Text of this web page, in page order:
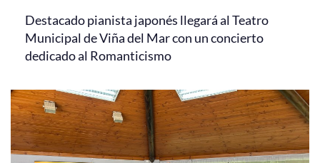
Destacado pianista japonés llegará al Teatro
Municipal de Viña del Mar con un concierto
dedicado al Romanticismo